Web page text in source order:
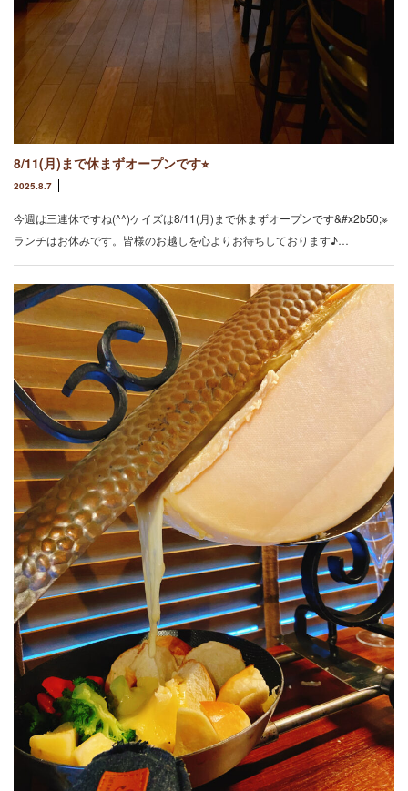
8/11(月)まで休まずオープンです⭐︎
2025.8.7
今週は三連休ですね(^^)ケイズは8/11(月)まで休まずオープンです&#x2b50;︎※
ランチはお休みです。皆様のお越しを心よりお待ちしております♪…